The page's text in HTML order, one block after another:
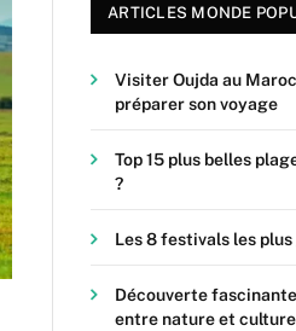
ARTICLES MONDE
Visiter Oujda au
préparer son voyage
Top 15 plus belles
?
Les 8 festivals les
Découverte
entre nature et culture